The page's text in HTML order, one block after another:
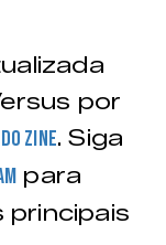
por
Zine. Siga
para
principais